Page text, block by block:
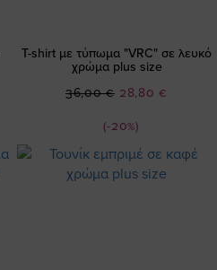
T-shirt με τύπωμα "VRC" σε λευκό
χρώμα plus size
(-20%)
Ειδική
28,80 €
36,00 €